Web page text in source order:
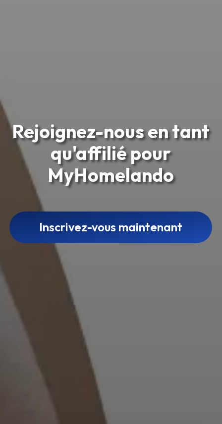
Rejoignez-nous en tant
qu'affilié pour
MyHomelando
Inscrivez-vous maintenant